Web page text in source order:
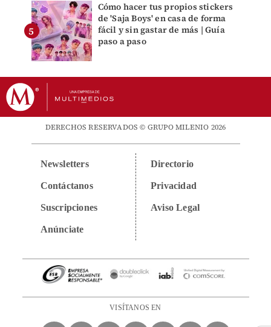
Cómo hacer tus propios stickers
de 'Saja Boys' en casa de forma
fácil y sin gastar de más | Guía
paso a paso
DERECHOS RESERVADOS © GRUPO MILENIO 2026
Newsletters
Contáctanos
Suscripciones
Anúnciate
Directorio
Privacidad
Aviso Legal
VISÍTANOS EN